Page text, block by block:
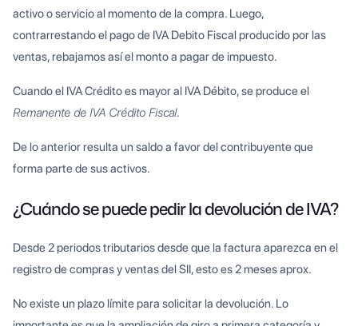
activo o servicio al momento de la compra. Luego,
contrarrestando el pago de IVA Debito Fiscal producido por las
ventas, rebajamos así el monto a pagar de impuesto.
Cuando el IVA Crédito es mayor al IVA Débito, se produce el
Remanente de IVA Crédito Fiscal.
De lo anterior resulta un saldo a favor del contribuyente que
forma parte de sus activos.
¿Cuándo se puede pedir la devolución de IVA?
Desde 2 periodos tributarios desde que la factura aparezca en el
registro de compras y ventas del SII, esto es 2 meses aprox.
No existe un plazo límite para solicitar la devolución. Lo